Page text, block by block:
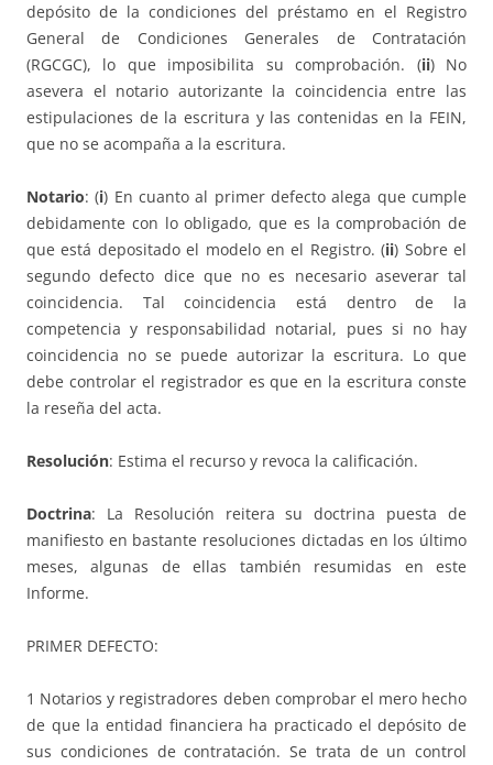
depósito de la condiciones del préstamo en el Registro
General de Condiciones Generales de Contratación
(RGCGC), lo que imposibilita su comprobación. (ii) No
asevera el notario autorizante la coincidencia entre las
estipulaciones de la escritura y las contenidas en la FEIN,
que no se acompaña a la escritura.
Notario: (i) En cuanto al primer defecto alega que cumple
debidamente con lo obligado, que es la comprobación de
que está depositado el modelo en el Registro. (ii) Sobre el
segundo defecto dice que no es necesario aseverar tal
coincidencia. Tal coincidencia está dentro de la
competencia y responsabilidad notarial, pues si no hay
coincidencia no se puede autorizar la escritura. Lo que
debe controlar el registrador es que en la escritura conste
la reseña del acta.
Resolución: Estima el recurso y revoca la calificación.
Doctrina: La Resolución reitera su doctrina puesta de
manifiesto en bastante resoluciones dictadas en los último
meses, algunas de ellas también resumidas en este
Informe.
PRIMER DEFECTO:
1 Notarios y registradores deben comprobar el mero hecho
de que la entidad financiera ha practicado el depósito de
sus condiciones de contratación. Se trata de un control